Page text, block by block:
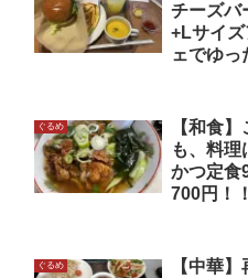
チーズバ
+Lサイ
ェでゆ
ぐるめ
【和食
も、料
かつ定食
700円！！
ぐるめ
【中華